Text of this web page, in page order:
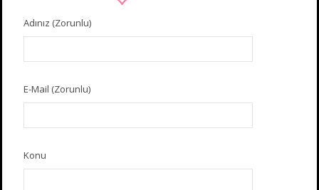
Adınız (Zorunlu)
E-Mail (Zorunlu)
Konu